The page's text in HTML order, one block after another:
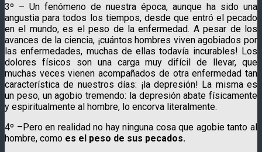
3º – Un fenómeno de nuestra época, aunque ha sido una
angustia para todos los tiempos, desde que entró el pecado
en el mundo, es el peso de la enfermedad. A pesar de los
avances de la ciencia, ¡cuántos hombres viven agobiados por
las enfermedades, muchas de ellas todavía incurables! Los
dolores físicos son una carga muy difícil de llevar, que
muchas veces vienen acompañados de otra enfermedad tan
característica de nuestros días: ¡la depresión! La misma es
un peso, un agobio tremendo: la depresión abate físicamente
y espiritualmente al hombre, lo encorva literalmente.
4º –Pero en realidad no hay ninguna cosa que agobie tanto al
hombre, como es el peso de sus pecados.